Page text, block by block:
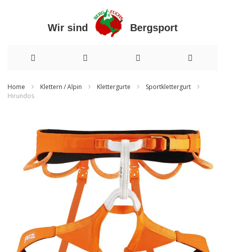
Wir sind Bergsport
zum
Home Klettern / Alpin Klettergurte
Sportklettergurt
Hirundos
Bildergalerie
springen